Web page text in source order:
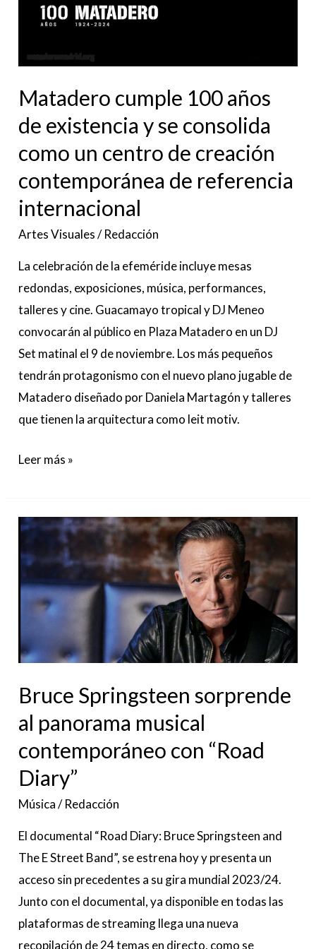
Matadero cumple 100 años
de existencia y se consolida
como un centro de creación
contemporánea de referencia
internacional
Artes Visuales/Redacción
La celebración de la efeméride incluye mesas
redondas, exposiciones, música, performances,
talleres y cine. Guacamayo tropical y DJ Meneo
convocarán al público en Plaza Matadero en un DJ
Set matinal el 9 de noviembre. Los más pequeños
tendrán protagonismo con el nuevo plano jugable de
Matadero diseñado por Daniela Martagón y talleres
que tienen la arquitectura como leit motiv.
internacional
Leer más »
Bruce Springsteen sorprende
al panorama musical
contemporáneo con “Road
Diary”
Música/Redacción
El documental “Road Diary: Bruce Springsteen and
The E Street Band”, se estrena hoy y presenta un
acceso sin precedentes a su gira mundial 2023/24.
Junto con el documental, ya disponible en todas las
plataformas de streaming llega una nueva
recopilación de 24 temas en directo, como se
Bruce
Springsteen
sorprende
al
panorama
musical
contemporáneo
“Road
Diary”